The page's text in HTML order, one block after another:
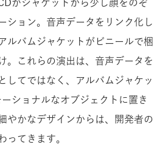
がジャケットから少し顔をのぞ
ション。音声データをリンク化し
ルバムジャケットがビニールで梱
。これらの演出は、音声データを
してではなく、アルバムジャケッ
ーショナルなオブジェクトに置き
やかなデザインからは、開発者の
ってきます。